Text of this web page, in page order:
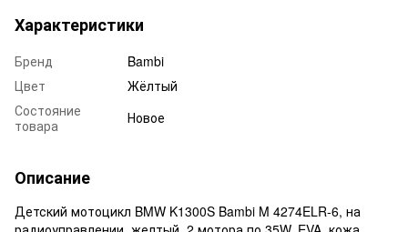
Характеристики
Бренд
Bambi
Цвет
Жёлтый
Состояние
товара
Новое
Описание
Детский мотоцикл BMW K1300S Bambi M 4274ELR-6, на